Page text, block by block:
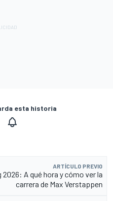
esta historia
ARTÍCULO PREVIO
A qué hora y cómo ver la
carrera de Max Verstappen